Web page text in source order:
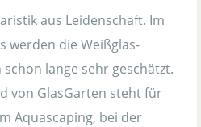
aus Leidenschaft. Im
werden die Weißglas-
lange sehr geschätzt.
von GlasGarten steht für
Aquascaping, bei der